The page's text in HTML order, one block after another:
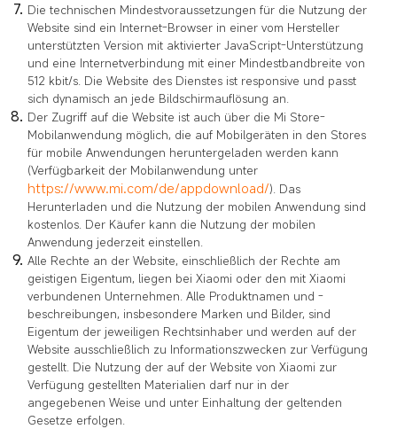
Die technischen Mindestvoraussetzungen für die Nutzung der
Website sind ein Internet-Browser in einer vom Hersteller
unterstützten Version mit aktivierter JavaScript-Unterstützung
und eine Internetverbindung mit einer Mindestbandbreite von
512 kbit/s. Die Website des Dienstes ist responsive und passt
sich dynamisch an jede Bildschirmauflösung an.
Der Zugriff auf die Website ist auch über die Mi Store-
Mobilanwendung möglich, die auf Mobilgeräten in den Stores
für mobile Anwendungen heruntergeladen werden kann
(Verfügbarkeit der Mobilanwendung unter
https://www.mi.com/de/appdownload/). Das
Herunterladen und die Nutzung der mobilen Anwendung sind
kostenlos. Der Käufer kann die Nutzung der mobilen
Anwendung jederzeit einstellen.
Alle Rechte an der Website, einschließlich der Rechte am
geistigen Eigentum, liegen bei Xiaomi oder den mit Xiaomi
verbundenen Unternehmen. Alle Produktnamen und -
beschreibungen, insbesondere Marken und Bilder, sind
Eigentum der jeweiligen Rechtsinhaber und werden auf der
Website ausschließlich zu Informationszwecken zur Verfügung
gestellt. Die Nutzung der auf der Website von Xiaomi zur
Verfügung gestellten Materialien darf nur in der
angegebenen Weise und unter Einhaltung der geltenden
Gesetze erfolgen.